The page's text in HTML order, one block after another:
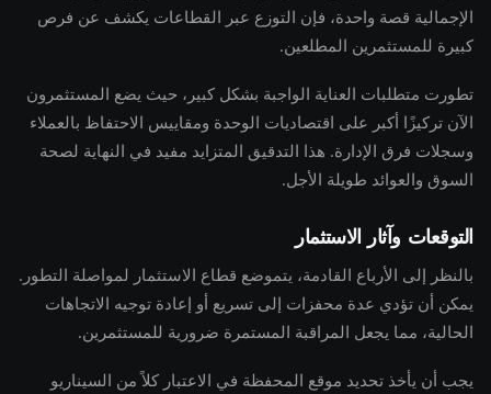
الإجمالية قصة واحدة، فإن التوزع عبر القطاعات يكشف عن فرص
كبيرة للمستثمرين المطلعين.
تطورت متطلبات العناية الواجبة بشكل كبير، حيث يضع المستثمرون
الآن تركيزًا أكبر على اقتصاديات الوحدة ومقاييس الاحتفاظ بالعملاء
وسجلات فرق الإدارة. هذا التدقيق المتزايد مفيد في النهاية لصحة
السوق والعوائد طويلة الأجل.
التوقعات وآثار الاستثمار
بالنظر إلى الأرباع القادمة، يتموضع قطاع الاستثمار لمواصلة التطور.
يمكن أن تؤدي عدة محفزات إلى تسريع أو إعادة توجيه الاتجاهات
الحالية، مما يجعل المراقبة المستمرة ضرورية للمستثمرين.
يجب أن يأخذ تحديد موقع المحفظة في الاعتبار كلاً من السيناريو